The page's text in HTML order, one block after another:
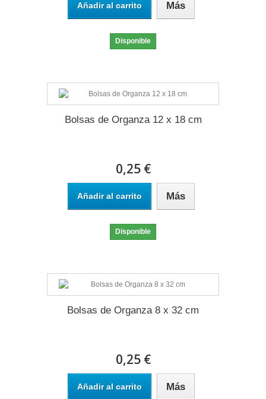
Añadir al carrito Más
Disponible
Bolsas de Organza 12 x 18 cm
0,25 €
Añadir al carrito Más
Disponible
Bolsas de Organza 8 x 32 cm
0,25 €
Añadir al carrito Más